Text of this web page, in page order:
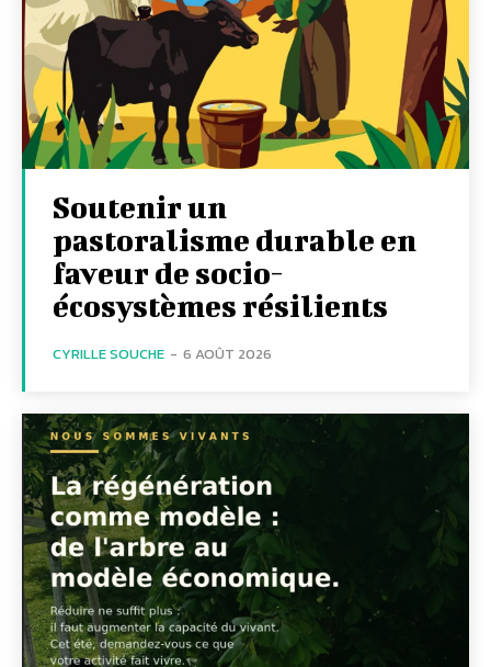
Soutenir un
pastoralisme durable en
faveur de socio-
écosystèmes résilients
CYRILLE SOUCHE - 6 AOÛT 2026